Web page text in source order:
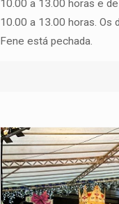
10.00 a 13.00 horas e
10.00 a 13.00 horas. Os
Fene está pechada.